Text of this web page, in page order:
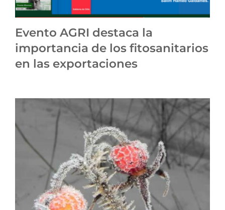
Evento AGRI destaca la
importancia de los fitosanitarios
en las exportaciones